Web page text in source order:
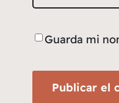
Guarda mi